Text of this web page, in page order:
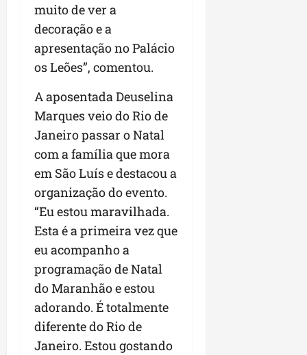
muito de ver a
decoração e a
apresentação no Palácio
os Leões”, comentou.
A aposentada Deuselina
Marques veio do Rio de
Janeiro passar o Natal
com a família que mora
em São Luís e destacou a
organização do evento.
“Eu estou maravilhada.
Esta é a primeira vez que
eu acompanho a
programação de Natal
do Maranhão e estou
adorando. É totalmente
diferente do Rio de
Janeiro. Estou gostando